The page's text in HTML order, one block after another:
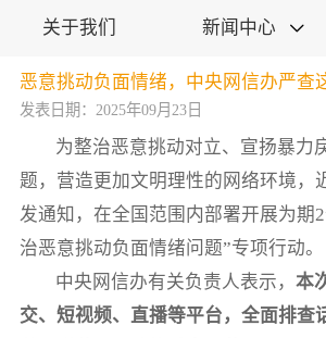
关于我们 新闻中心 
恶意挑动负面情绪，中央网信办严查
发表日期：2025年09月23日
为整治恶意挑动对立、宣扬暴力
题，营造更加文明理性的网络环境，
发通知，在全国范围内部署开展为期
治恶意挑动负面情绪问题”专项行动。
中央网信办有关负责人表示，本
交、短视频、直播等平台，全面排查